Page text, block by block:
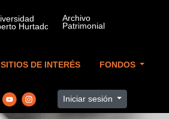
SITIOS DE INTERÉS FONDOS
Iniciar sesión